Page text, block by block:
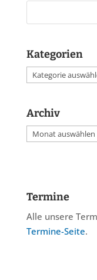
Kategorien
Kategorien
Archiv
Archiv
Termine
Alle unsere
Termine-Seite.